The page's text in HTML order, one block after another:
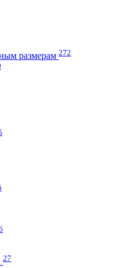
размерам 272
27